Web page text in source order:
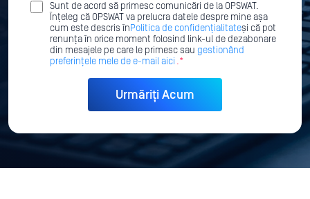
Sunt de acord să primesc comunicări de la OPSWAT.
Înțeleg că OPSWAT va prelucra datele despre mine așa
cum este descris înPolitica de confidențialitateși că pot
renunța în orice moment folosind link-ul de dezabonare
din mesajele pe care le primesc sau gestionând
preferințele mele de e-mail aici .*